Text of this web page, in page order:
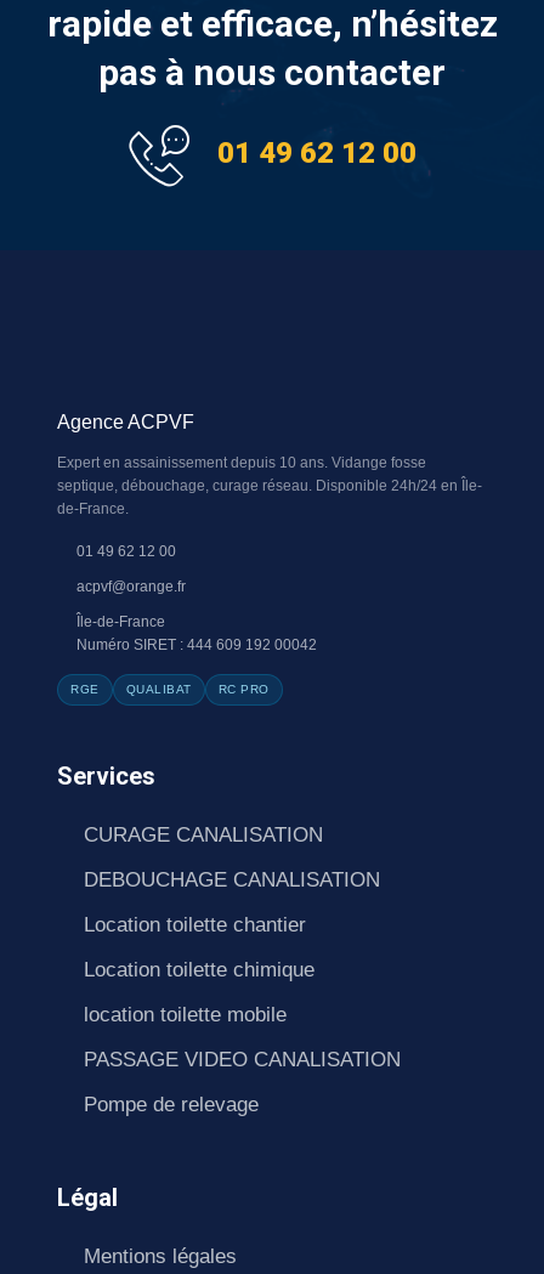
rapide et efficace, n’hésitez
pas à nous contacter
01 49 62 12 00
Agence ACPVF
Expert en assainissement depuis 10 ans. Vidange fosse
septique, débouchage, curage réseau. Disponible 24h/24 en Île-
de-France.
01 49 62 12 00
acpvf@orange.fr
Île-de-France
Numéro SIRET : 444 609 192 00042
RGE QUALIBAT RC PRO
Services
CURAGE CANALISATION
DEBOUCHAGE CANALISATION
Location toilette chantier
Location toilette chimique
location toilette mobile
PASSAGE VIDEO CANALISATION
Pompe de relevage
Légal
Mentions légales